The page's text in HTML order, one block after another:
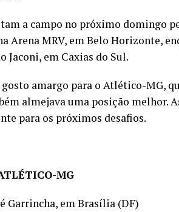
a campo no próximo domingo
Arena MRV, em Belo Horizonte,
Jaconi, em Caxias do Sul.
amargo para o Atlético-MG,
almejava uma posição melhor.
para os próximos desafios.
MG
Garrincha, em Brasília (DF)